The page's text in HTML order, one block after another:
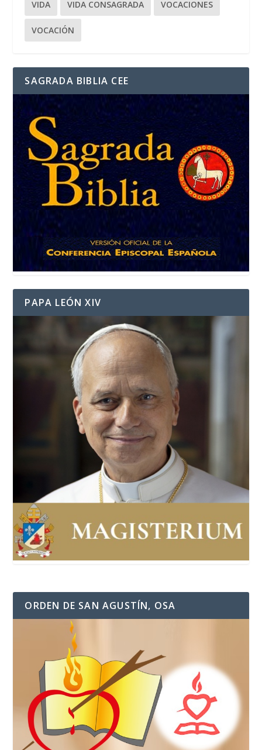
VIDA VIDA CONSAGRADA VOCACIONES
VOCACIÓN
SAGRADA BIBLIA CEE
PAPA LEÓN XIV
ORDEN DE SAN AGUSTÍN, OSA